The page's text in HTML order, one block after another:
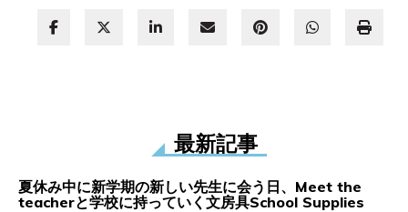
最新記事
夏休み中に新学期の新しい先生に会う日、Meet the
teacherと学校に持っていく文房具School Supplies